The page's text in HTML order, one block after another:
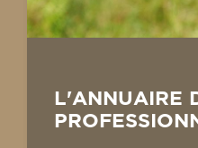
L'ANNUAIRE